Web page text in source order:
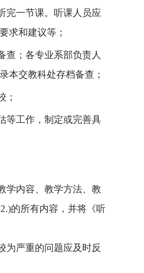
完一节课。听课人员应
求和建议等；
查；各专业系部负责人
本交教科处存档备查；
；
等工作，制定或完善具
学内容、教学方法、教
的所有内容，并将《听
为严重的问题应及时反